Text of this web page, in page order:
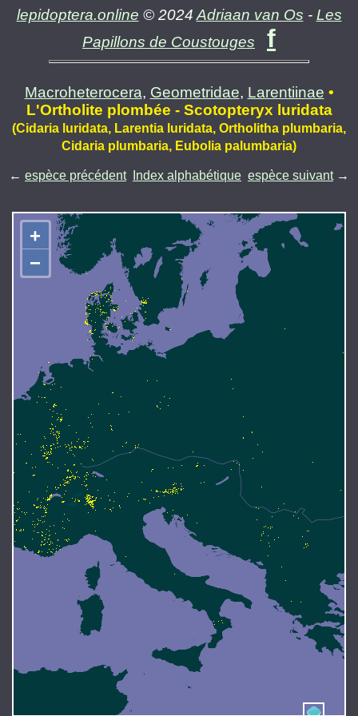
lepidoptera.online © 2024 Adriaan van Os - Les
Papillons de Coustouges
f
Macroheterocera, Geometridae, Larentiinae •
L'Ortholite plombée - Scotopteryx luridata
(Cidaria luridata, Larentia luridata, Ortholitha plumbaria,
Cidaria plumbaria, Eubolia palumbaria)
← espèce précédent Index alphabétique espèce suivant→
+
−